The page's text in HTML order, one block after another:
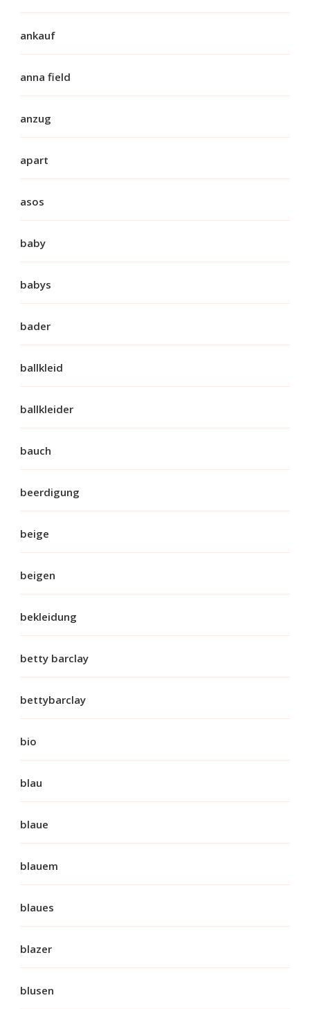
ankauf
anna field
anzug
apart
asos
baby
babys
bader
ballkleid
ballkleider
bauch
beerdigung
beige
beigen
bekleidung
betty barclay
bettybarclay
bio
blau
blaue
blauem
blaues
blazer
blusen